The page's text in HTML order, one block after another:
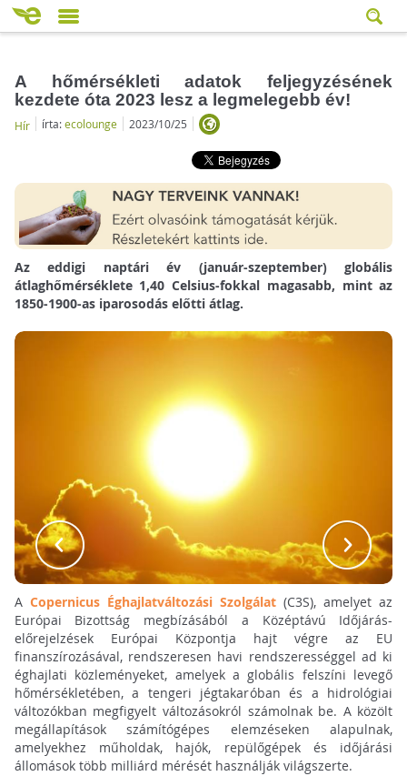
A hőmérsékleti adatok feljegyzésének
kezdete óta 2023 lesz a legmelegebb év!
Hír írta:ecolounge 2023/10/25
Az eddigi naptári év (január-szeptember) globális
átlaghőmérséklete 1,40 Celsius-fokkal magasabb, mint az
1850-1900-as iparosodás előtti átlag.
A Copernicus Éghajlatváltozási Szolgálat (C3S), amelyet az
Európai Bizottság megbízásából a Középtávú Időjárás-
előrejelzések Európai Központja hajt végre az EU
finanszírozásával, rendszeresen havi rendszerességgel ad ki
éghajlati közleményeket, amelyek a globális felszíni levegő
hőmérsékletében, a tengeri jégtakaróban és a hidrológiai
változókban megfigyelt változásokról számolnak be. A közölt
megállapítások számítógépes elemzéseken alapulnak,
amelyekhez műholdak, hajók, repülőgépek és időjárási
állomások több milliárd mérését használják világszerte.